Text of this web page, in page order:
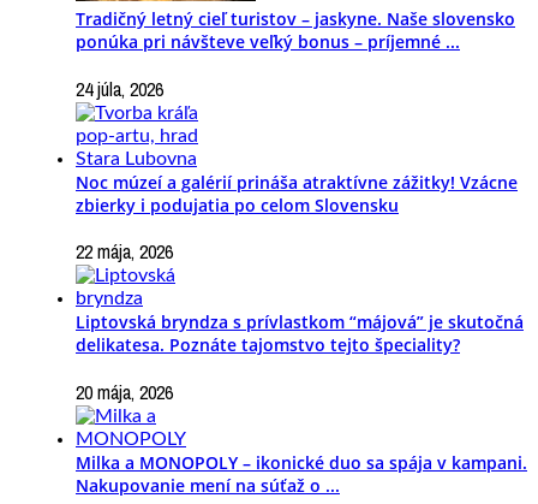
Tradičný letný cieľ turistov – jaskyne. Naše slovensko
ponúka pri návšteve veľký bonus – príjemné ...
24 júla, 2026
Noc múzeí a galérií prináša atraktívne zážitky! Vzácne
zbierky i podujatia po celom Slovensku
22 mája, 2026
Liptovská bryndza s prívlastkom “májová” je skutočná
delikatesa. Poznáte tajomstvo tejto špeciality?
20 mája, 2026
Milka a MONOPOLY – ikonické duo sa spája v kampani.
Nakupovanie mení na súťaž o ...